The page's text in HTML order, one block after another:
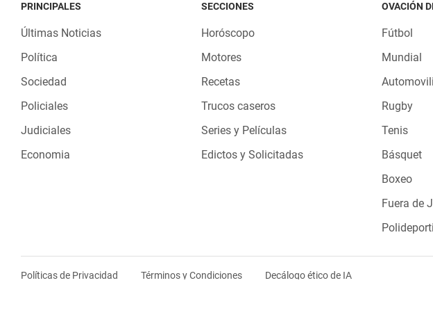
PRINCIPALES
Últimas Noticias
Política
Sociedad
Policiales
Judiciales
Economia
SECCIONES
Horóscopo
Motores
Recetas
Trucos caseros
Series y Películas
Edictos y Solicitadas
OVACIÓN
Fútbol
Mundial
Rugby
Tenis
Básquet
Boxeo
Fuera de
Políticas de Privacidad Términos y Condiciones Decálogo ético de IA